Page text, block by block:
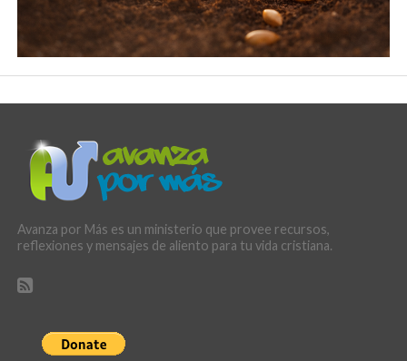
Avanza por Más es un ministerio que provee recursos,
reflexiones y mensajes de aliento para tu vida cristiana.